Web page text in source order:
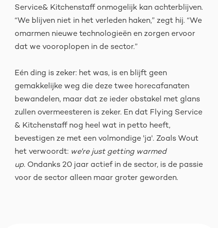
Service& Kitchenstaff onmogelijk kan achterblijven.
“We blijven niet in het verleden haken,” zegt hij. “We
omarmen nieuwe technologieën en zorgen ervoor
dat we vooroplopen in de sector.”
Eén ding is zeker: het was, is en blijft geen
gemakkelijke weg die deze twee horecafanaten
bewandelen, maar dat ze ieder obstakel met glans
zullen overmeesteren is zeker. En dat Flying Service
& Kitchenstaff nog heel wat in petto heeft,
bevestigen ze met een volmondige 'ja'. Zoals Wout
het verwoordt: we're just getting warmed
up. Ondanks 20 jaar actief in de sector, is de passie
voor de sector alleen maar groter geworden.